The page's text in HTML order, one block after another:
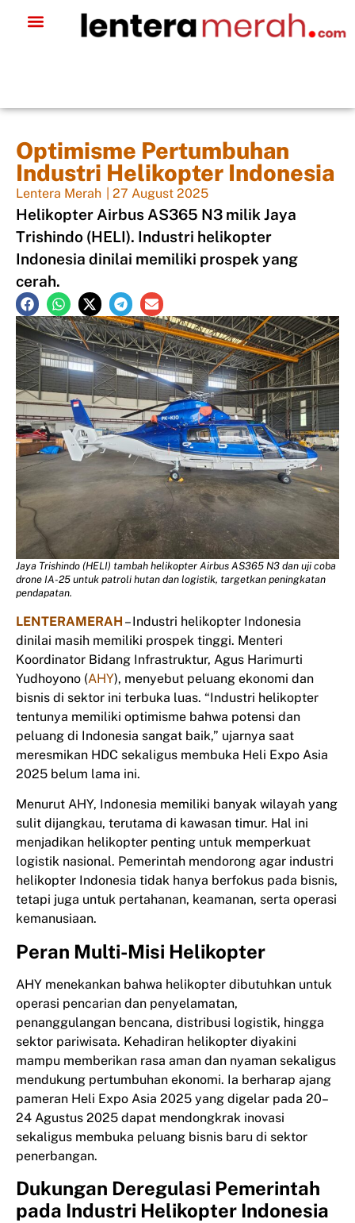
Optimisme Pertumbuhan
Industri Helikopter Indonesia
Lentera Merah 27 August 2025
Helikopter Airbus AS365 N3 milik Jaya
Trishindo (HELI). Industri helikopter
Indonesia dinilai memiliki prospek yang
cerah.
Jaya Trishindo (HELI) tambah helikopter Airbus AS365 N3 dan uji coba
drone IA-25 untuk patroli hutan dan logistik, targetkan peningkatan
pendapatan.
LENTERAMERAH – Industri helikopter Indonesia
dinilai masih memiliki prospek tinggi. Menteri
Koordinator Bidang Infrastruktur, Agus Harimurti
Yudhoyono (AHY), menyebut peluang ekonomi dan
bisnis di sektor ini terbuka luas. “Industri helikopter
tentunya memiliki optimisme bahwa potensi dan
peluang di Indonesia sangat baik,” ujarnya saat
meresmikan HDC sekaligus membuka Heli Expo Asia
2025 belum lama ini.
Menurut AHY, Indonesia memiliki banyak wilayah yang
sulit dijangkau, terutama di kawasan timur. Hal ini
menjadikan helikopter penting untuk memperkuat
logistik nasional. Pemerintah mendorong agar industri
helikopter Indonesia tidak hanya berfokus pada bisnis,
tetapi juga untuk pertahanan, keamanan, serta operasi
kemanusiaan.
Peran Multi-Misi Helikopter
AHY menekankan bahwa helikopter dibutuhkan untuk
operasi pencarian dan penyelamatan,
penanggulangan bencana, distribusi logistik, hingga
sektor pariwisata. Kehadiran helikopter diyakini
mampu memberikan rasa aman dan nyaman sekaligus
mendukung pertumbuhan ekonomi. Ia berharap ajang
pameran Heli Expo Asia 2025 yang digelar pada 20–
24 Agustus 2025 dapat mendongkrak inovasi
sekaligus membuka peluang bisnis baru di sektor
penerbangan.
Dukungan Deregulasi Pemerintah
pada Industri Helikopter Indonesia